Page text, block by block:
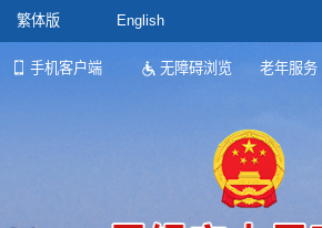
繁体版 English
手机客户端 无障碍浏览 老年服务